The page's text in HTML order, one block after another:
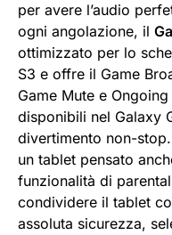
per avere l’audio
ogni angolazione, il
ottimizzato per lo
S3 e offre il Game
Game Mute e
disponibili nel Galaxy
divertimento non-
un tablet pensato
funzionalità di
condividere il tablet
assoluta sicurezza,